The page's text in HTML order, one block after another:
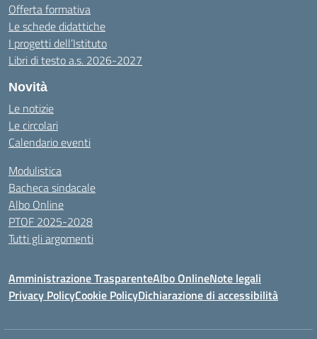
Offerta formativa
Le schede didattiche
I progetti dell’Istituto
Libri di testo a.s. 2026-2027
Novità
Le notizie
Le circolari
Calendario eventi
Modulistica
Bacheca sindacale
Albo Online
PTOF 2025-2028
Tutti gli argomenti
Amministrazione TrasparenteAlbo OnlineNote legali
Privacy PolicyCookie PolicyDichiarazione di accessibilità